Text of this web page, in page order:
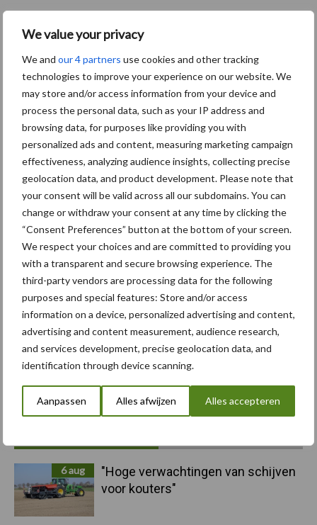
We value your privacy
We and our 4 partners use cookies and other tracking
technologies to improve your experience on our website. We
may store and/or access information from your device and
process the personal data, such as your IP address and
browsing data, for purposes like providing you with
personalized ads and content, measuring marketing campaign
effectiveness, analyzing audience insights, collecting precise
geolocation data, and product development. Please note that
your consent will be valid across all our subdomains. You can
change or withdraw your consent at any time by clicking the
“Consent Preferences” button at the bottom of your screen.
We respect your choices and are committed to providing you
with a transparent and secure browsing experience. The
third-party vendors are processing data for the following
purposes and special features: Store and/or access
information on a device, personalized advertising and content,
advertising and content measurement, audience research,
and services development, precise geolocation data, and
identification through device scanning.
Aanpassen Alles afwijzen Alles accepteren
Primaire
Sidebar
6 aug
"Hoge verwachtingen van schijven
voor kouters"
Carré rondt herstructurering
af en kijkt weer vooruit
Themapagina's
Bemesting Gewas & ruwvoer Loonwerk
Beregening /
Irrigatie
Hakselen
Toon meer